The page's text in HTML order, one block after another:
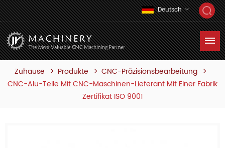
Deutsch
Zuhause Produkte
CNC-Präzisionsbearbeitung
CNC-Alu-Teile Mit CNC-Maschinen-Lieferant Mit Einer Fabrik
Zertifikat ISO 9001